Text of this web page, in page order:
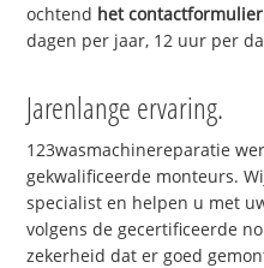
ochtend het contactformulier
dagen per jaar, 12 uur per
Jarenlange ervaring.
123wasmachinereparatie
gekwalificeerde monteurs.
specialist en helpen u met
volgens de gecertificeerde
zekerheid dat er goed